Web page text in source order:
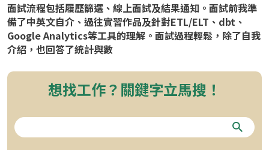
面試流程包括履歷篩選、線上面試及結果通知。面試前我準
備了中英文自介、過往實習作品及針對ETL/ELT、dbt、
Google Analytics等工具的理解。面試過程輕鬆，除了自我
介紹，也回答了統計與數
想找工作？關鍵字立馬搜！